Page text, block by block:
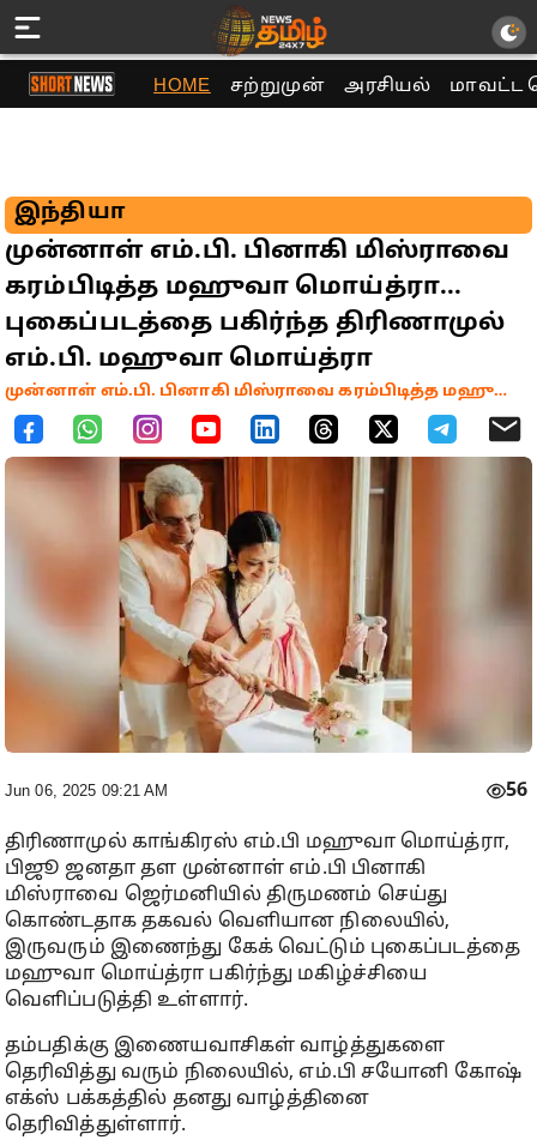
HOME சற்றுமுன் அரசியல் மாவட்ட
இந்தியா
முன்னாள் எம்.பி. பினாகி மிஸ்ராவை
கரம்பிடித்த மஹுவா மொய்த்ரா...
புகைப்படத்தை பகிர்ந்த திரிணாமுல்
எம்.பி. மஹுவா மொய்த்ரா
முன்னாள் எம்.பி. பினாகி மிஸ்ராவை கரம்பிடித்த மஹுவா மொய்த்ரா.
Jun 06, 2025 09:21 AM 56
திரிணாமுல் காங்கிரஸ் எம்.பி மஹுவா மொய்த்ரா,
பிஜூ ஜனதா தள முன்னாள் எம்.பி பினாகி
மிஸ்ராவை ஜெர்மனியில் திருமணம் செய்து
கொண்டதாக தகவல் வெளியான நிலையில்,
இருவரும் இணைந்து கேக் வெட்டும் புகைப்படத்தை
மஹுவா மொய்த்ரா பகிர்ந்து மகிழ்ச்சியை
வெளிப்படுத்தி உள்ளார்.
தம்பதிக்கு இணையவாசிகள் வாழ்த்துகளை
தெரிவித்து வரும் நிலையில், எம்.பி சயோனி கோஷ்
எக்ஸ் பக்கத்தில் தனது வாழ்த்தினை
தெரிவித்துள்ளார்.